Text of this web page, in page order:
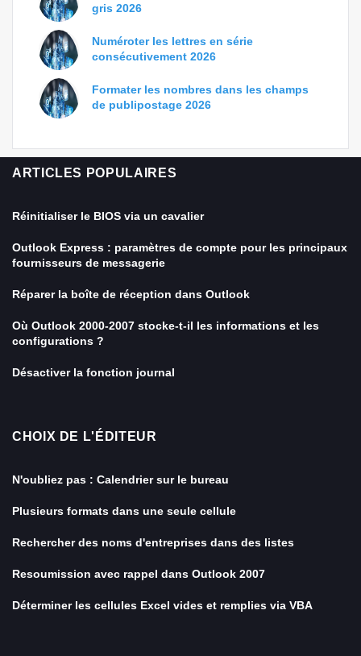
gris 2026
Numéroter les lettres en série
consécutivement 2026
Formater les nombres dans les champs
de publipostage 2026
ARTICLES POPULAIRES
Réinitialiser le BIOS via un cavalier
Outlook Express : paramètres de compte pour les principaux
fournisseurs de messagerie
Réparer la boîte de réception dans Outlook
Où Outlook 2000-2007 stocke-t-il les informations et les
configurations ?
Désactiver la fonction journal
CHOIX DE L'ÉDITEUR
N'oubliez pas : Calendrier sur le bureau
Plusieurs formats dans une seule cellule
Rechercher des noms d'entreprises dans des listes
Resoumission avec rappel dans Outlook 2007
Déterminer les cellules Excel vides et remplies via VBA